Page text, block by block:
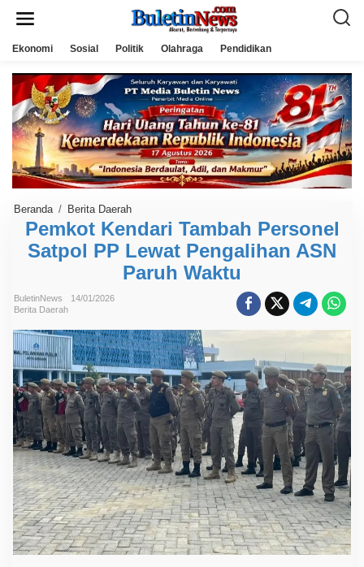
Ekonomi Sosial Politik Olahraga Pendidikan
Beranda / Berita Daerah
m
o
t
K
a
r
i
T
a
m
b
a
h
P
e
r
s
o
n
e
l
S
a
Pemkot Kendari Tambah Personel
Satpol PP Lewat Pengalihan ASN
Paruh Waktu
BuletinNews
14/01/2026
Berita Daerah